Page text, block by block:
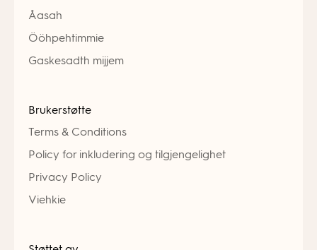
Åasah
Ööhpehtimmie
Gaskesadth mijjem
Brukerstøtte
Terms & Conditions
Policy for inkludering og tilgjengelighet
Privacy Policy
Viehkie